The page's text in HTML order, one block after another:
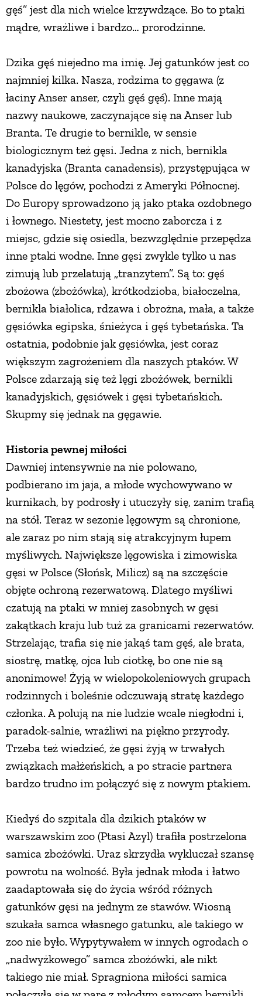
gęś” jest dla nich wielce krzywdzące. Bo to ptaki
mądre, wrażliwe i bardzo… prorodzinne.
Dzika gęś niejedno ma imię. Jej gatunków jest co
najmniej kilka. Nasza, rodzima to gęgawa (z
łaciny Anser anser, czyli gęś gęś). Inne mają
nazwy naukowe, zaczynające się na Anser lub
Branta. Te drugie to bernikle, w sensie
biologicznym też gęsi. Jedna z nich, bernikla
kanadyjska (Branta canadensis), przystępująca w
Polsce do lęgów, pochodzi z Ameryki Północnej.
Do Europy sprowadzono ją jako ptaka ozdobnego
i łownego. Niestety, jest mocno zaborcza i z
miejsc, gdzie się osiedla, bezwzględnie przepędza
inne ptaki wodne. Inne gęsi zwykle tylko u nas
zimują lub przelatują „tranzytem”. Są to: gęś
zbożowa (zbożówka), krótkodzioba, białoczelna,
bernikla białolica, rdzawa i obrożna, mała, a także
gęsiówka egipska, śnieżyca i gęś tybetańska. Ta
ostatnia, podobnie jak gęsiówka, jest coraz
większym zagrożeniem dla naszych ptaków. W
Polsce zdarzają się też lęgi zbożówek, bernikli
kanadyjskich, gęsiówek i gęsi tybetańskich.
Skupmy się jednak na gęgawie.
Historia pewnej miłości
Dawniej intensywnie na nie polowano,
podbierano im jaja, a młode wychowywano w
kurnikach, by podrosły i utuczyły się, zanim trafią
na stół. Teraz w sezonie lęgowym są chronione,
ale zaraz po nim stają się atrakcyjnym łupem
myśliwych. Największe lęgowiska i zimowiska
gęsi w Polsce (Słońsk, Milicz) są na szczęście
objęte ochroną rezerwatową. Dlatego myśliwi
czatują na ptaki w mniej zasobnych w gęsi
zakątkach kraju lub tuż za granicami rezerwatów.
Strzelając, trafia się nie jakąś tam gęś, ale brata,
siostrę, matkę, ojca lub ciotkę, bo one nie są
anonimowe! Żyją w wielopokoleniowych grupach
rodzinnych i boleśnie odczuwają stratę każdego
członka. A polują na nie ludzie wcale niegłodni i,
paradok-salnie, wrażliwi na piękno przyrody.
Trzeba też wiedzieć, że gęsi żyją w trwałych
związkach małżeńskich, a po stracie partnera
bardzo trudno im połączyć się z nowym ptakiem.
Kiedyś do szpitala dla dzikich ptaków w
warszawskim zoo (Ptasi Azyl) trafiła postrzelona
samica zbożówki. Uraz skrzydła wykluczał szansę
powrotu na wolność. Była jednak młoda i łatwo
zaadaptowała się do życia wśród różnych
gatunków gęsi na jednym ze stawów. Wiosną
szukała samca własnego gatunku, ale takiego w
zoo nie było. Wypytywałem w innych ogrodach o
„nadwyżkowego” samca zbożówki, ale nikt
takiego nie miał. Spragniona miłości samica